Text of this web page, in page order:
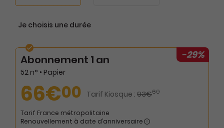
Je choisis une durée
-29%
Abonnement 1 an
52 n° • Papier
66€00 Tarif Kiosque : 93€60
Tarif France métropolitaine
Renouvellement à date d’anniversaire